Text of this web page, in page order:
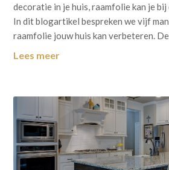
decoratie in je huis, raamfolie kan je bij
In dit blogartikel bespreken we vijf
raamfolie jouw huis kan verbeteren.
Lees meer